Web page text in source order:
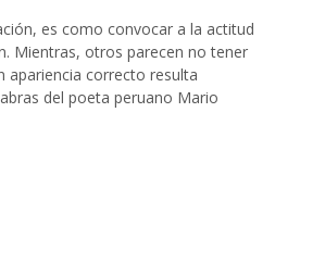
es como convocar a la actitud
Mientras, otros parecen no tener
apariencia correcto resulta
del poeta peruano Mario